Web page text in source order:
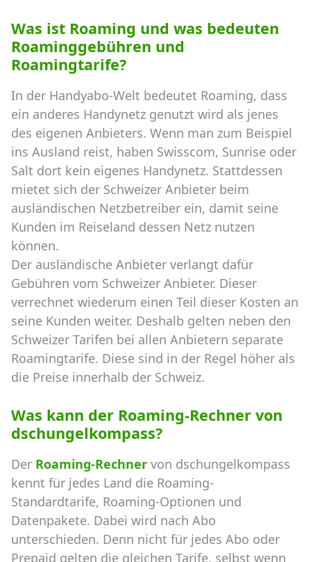
Was ist Roaming und was bedeuten
Roaminggebühren und
Roamingtarife?
In der Handyabo-Welt bedeutet Roaming, dass
ein anderes Handynetz genutzt wird als jenes
des eigenen Anbieters. Wenn man zum Beispiel
ins Ausland reist, haben Swisscom, Sunrise oder
Salt dort kein eigenes Handynetz. Stattdessen
mietet sich der Schweizer Anbieter beim
ausländischen Netzbetreiber ein, damit seine
Kunden im Reiseland dessen Netz nutzen
können.
Der ausländische Anbieter verlangt dafür
Gebühren vom Schweizer Anbieter. Dieser
verrechnet wiederum einen Teil dieser Kosten an
seine Kunden weiter. Deshalb gelten neben den
Schweizer Tarifen bei allen Anbietern separate
Roamingtarife. Diese sind in der Regel höher als
die Preise innerhalb der Schweiz.
Was kann der Roaming-Rechner von
dschungelkompass?
Der Roaming-Rechner von dschungelkompass
kennt für jedes Land die Roaming-
Standardtarife, Roaming-Optionen und
Datenpakete. Dabei wird nach Abo
unterschieden. Denn nicht für jedes Abo oder
Prepaid gelten die gleichen Tarife, selbst wenn